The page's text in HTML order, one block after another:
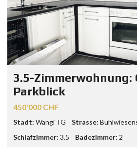
3.5-Zimmerwohnung:
Parkblick
450'000 CHF
Stadt: Wängi TG Strasse:
Schlafzimmer: 3.5 Badezimmer: 2